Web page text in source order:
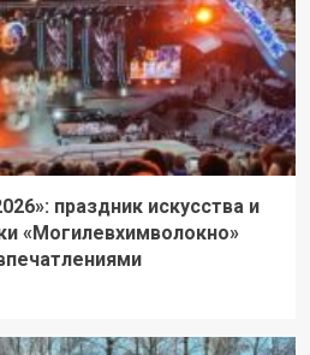
праздник искусства и
«Могилевхимволокно»